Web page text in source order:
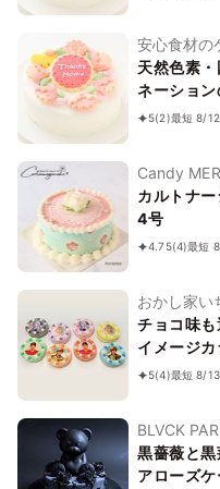
安心食材の
天然色素
ネーショ
号5(2)最短 8/12
Candy
カルトナ
4号
4.75(4)最短
おかし家い
チョコ味も
イメージ
号 1～2名
5(4)最短 8/13
BLVCK
黒薔薇と
アローズ